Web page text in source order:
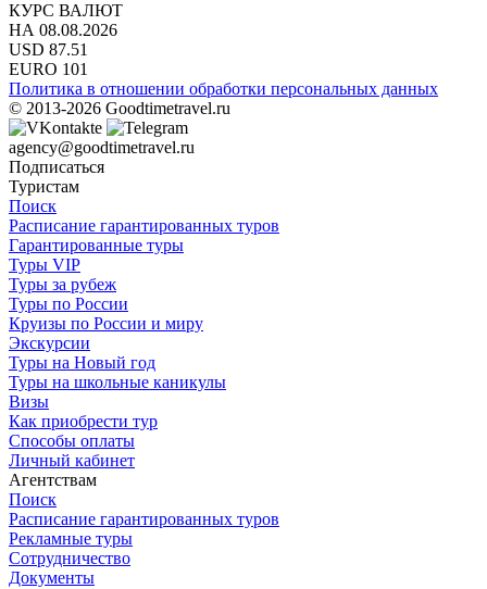
КУРС ВАЛЮТ
НА 08.08.2026
USD 87.51
EURO 101
Политика в отношении обработки персональных данных
© 2013-2026 Goodtimetravel.ru
agency@goodtimetravel.ru
Подписаться
Туристам
Поиск
Расписание гарантированных туров
Гарантированные туры
Туры VIP
Туры за рубеж
Туры по России
Круизы по России и миру
Экскурсии
Туры на Новый год
Туры на школьные каникулы
Визы
Как приобрести тур
Способы оплаты
Личный кабинет
Агентствам
Поиск
Расписание гарантированных туров
Рекламные туры
Сотрудничество
Документы